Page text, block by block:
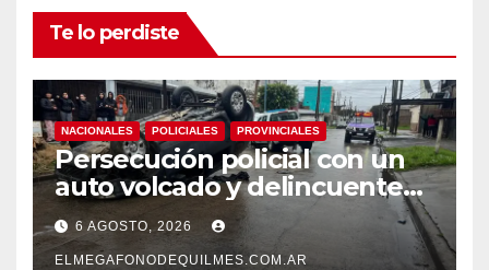
Te lo perdiste
NACIONALES POLICIALES PROVINCIALES
Persecución policial con un
auto volcado y delincuentes
detenidos en San Francisco
Solano
6 AGOSTO, 2026
ELMEGAFONODEQUILMES.COM.AR